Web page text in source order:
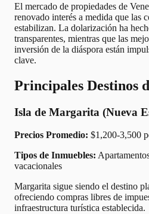
El mercado de propiedades de
renovado interés a medida que las
estabilizan. La dolarización ha
transparentes, mientras que las
inversión de la diáspora están
clave.
Principales Destinos
Isla de Margarita (Nueva
Precios Promedio: $1,200-3,500
Tipos de Inmuebles:
vacacionales
Margarita sigue siendo el destino
ofreciendo compras libres de
infraestructura turística establecida.